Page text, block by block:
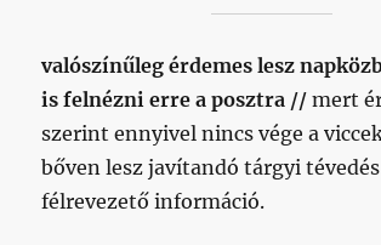
valószínűleg érdemes lesz
is felnézni erre a posztra // mert
szerint ennyivel nincs vége a
bőven lesz javítandó tárgyi
félrevezető információ.